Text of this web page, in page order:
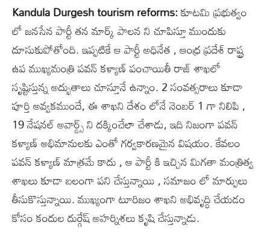
Kandula Durgesh tourism reforms:కూటమి ప్రభుత్వం
లో జనసేన పార్టీ తన మార్క్ పాలన ని చూపిస్తూ ముందుకు
దూసుకుపోతోంది. ఇప్పటికే ఆ పార్టీ అధినేత , ఆంధ్ర ప్రదేశ్ రాష్ట్ర
ఉప ముఖ్యమంత్రి పవన్ కళ్యాణ్ పంచాయితీ రాజ్ శాఖలో
సృష్టిస్తున్న అద్భుతాలు చూస్తూనే ఉన్నాం. 2 సంవత్సరాలు కూడా
పూర్తి అవ్వకముందే, ఈ శాఖని దేశం లోనే నెంబర్ 1 గా నిలిపి ,
19 నేషనల్ అవార్డ్స్ ని దక్కించేలా చేశాడు, ఇది నిజంగా పవన్
కళ్యాణ్ అభిమానులకు ఎంతో గర్వకారణమైన విషయం. కేవలం
పవన్ కళ్యాణ్ మాత్రమే కాదు , ఆ పార్టీ కి ఇచ్చిన మిగతా మంత్రిత్వ
శాఖలు కూడా బలంగా పని చేస్తున్నాయి , సమాజం లో మార్పులు
తీసుకొస్తున్నాయి. ముఖ్యంగా టూరిజం శాఖని అభివృద్ధి చేయడం
కోసం కందుల దుర్గేష్ అహర్నిశలు కృషి చేస్తున్నాడు.